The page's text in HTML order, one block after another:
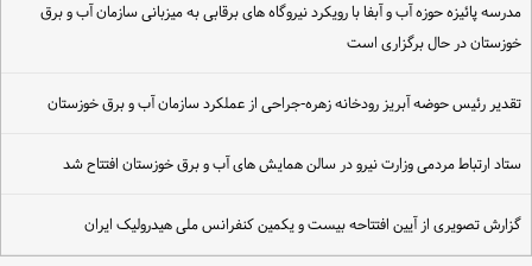
مدرسه پائیزه حوزه آب و آبفا با رویکرد نیروگاه های برقابی به میزبانی سازمان آب و برق
خوزستان در حال برگزاری است
تقدیر رئیس حوضه آبریز رودخانه زهره-جراحی از عملکرد سازمان آب و برق خوزستان
ستاد ارتباط مردمی وزارت نیرو در سالن همایش های آب و برق خوزستان افتتاح شد
گزارش تصویری از آیین افتتاحه بیست و یکمین کنفرانس ملی هیدرولیک ایران